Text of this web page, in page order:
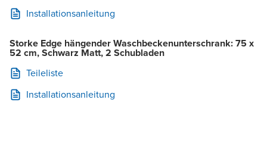
Installationsanleitung
Storke Edge hängender Waschbeckenunterschrank: 75 x
52 cm, Schwarz Matt, 2 Schubladen
Teileliste
Installationsanleitung